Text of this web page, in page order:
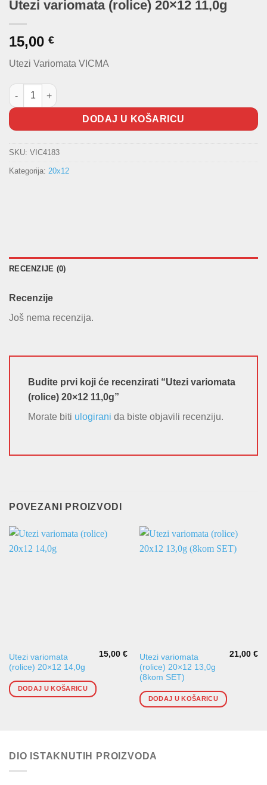
Utezi variomata (rolice) 20×12 11,0g
15,00 €
Utezi Variomata VICMA
Utezi variomata (rolice) 20x12 11,0g količina
DODAJ U KOŠARICU
SKU: VIC4183
Kategorija: 20x12
RECENZIJE (0)
Recenzije
Još nema recenzija.
Budite prvi koji će recenzirati “Utezi variomata
(rolice) 20×12 11,0g”
Morate biti ulogirani da biste objavili recenziju.
POVEZANI PROIZVODI
Utezi variomata
(rolice) 20×12 14,0g
15,00€
DODAJ U KOŠARICU
Utezi variomata
(rolice) 20×12 13,0g
(8kom SET)
21,00€
DODAJ U KOŠARICU
DIO ISTAKNUTIH PROIZVODA